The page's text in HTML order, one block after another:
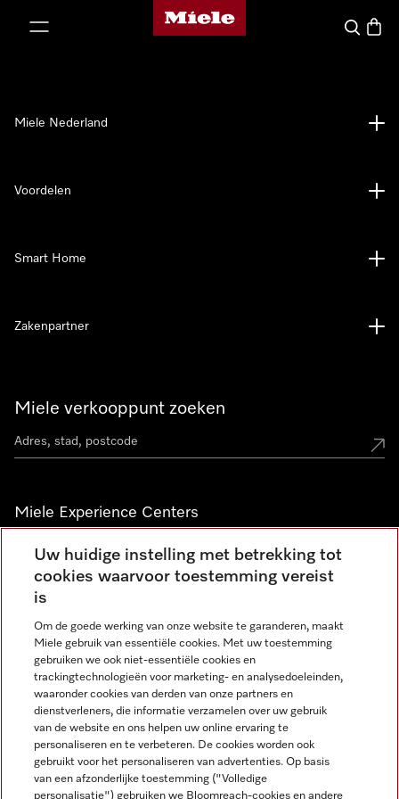
Homepage van Miele
Wat zoek
Miele verkooppunt zoeken
Miele Experience Centers
Vind jouw Miele Experience Center
Nieuwsbrief
Miele Nederland
Voordelen
Smart Home
Zakenpartner
Miele op Instagram
Miele op Facebook
Miele op Youtube
Uw huidige instelling met betrekking tot
cookies waarvoor toestemming vereist
is
Om de goede werking van onze website te garanderen, maakt
Miele gebruik van essentiële cookies. Met uw toestemming
gebruiken we ook niet-essentiële cookies en
trackingtechnologieën voor marketing- en analysedoeleinden,
waaronder cookies van derden van onze partners en
dienstverleners, die informatie verzamelen over uw gebruik
van de website en ons helpen uw online ervaring te
personaliseren en te verbeteren. De cookies worden ook
gebruikt voor het personaliseren van advertenties. Op basis
van een afzonderlijke toestemming ("Volledige
personalisatie") gebruiken we Bloomreach-cookies en andere